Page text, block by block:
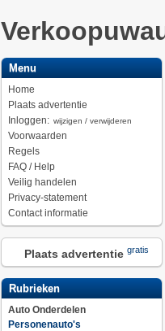
Menu
Home
Plaats advertentie
Inloggen: wijzigen / verwijderen
Voorwaarden
Regels
FAQ / Help
Veilig handelen
Privacy-statement
Contact informatie
Plaats advertentie gratis
Rubrieken
Auto Onderdelen
Personenauto's